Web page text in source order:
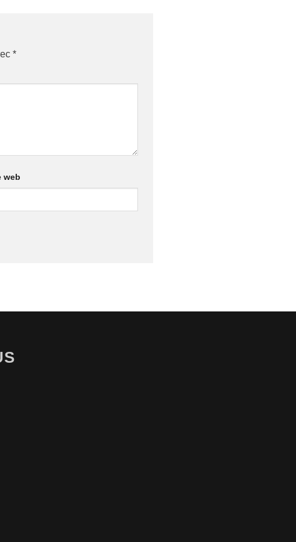
*
web